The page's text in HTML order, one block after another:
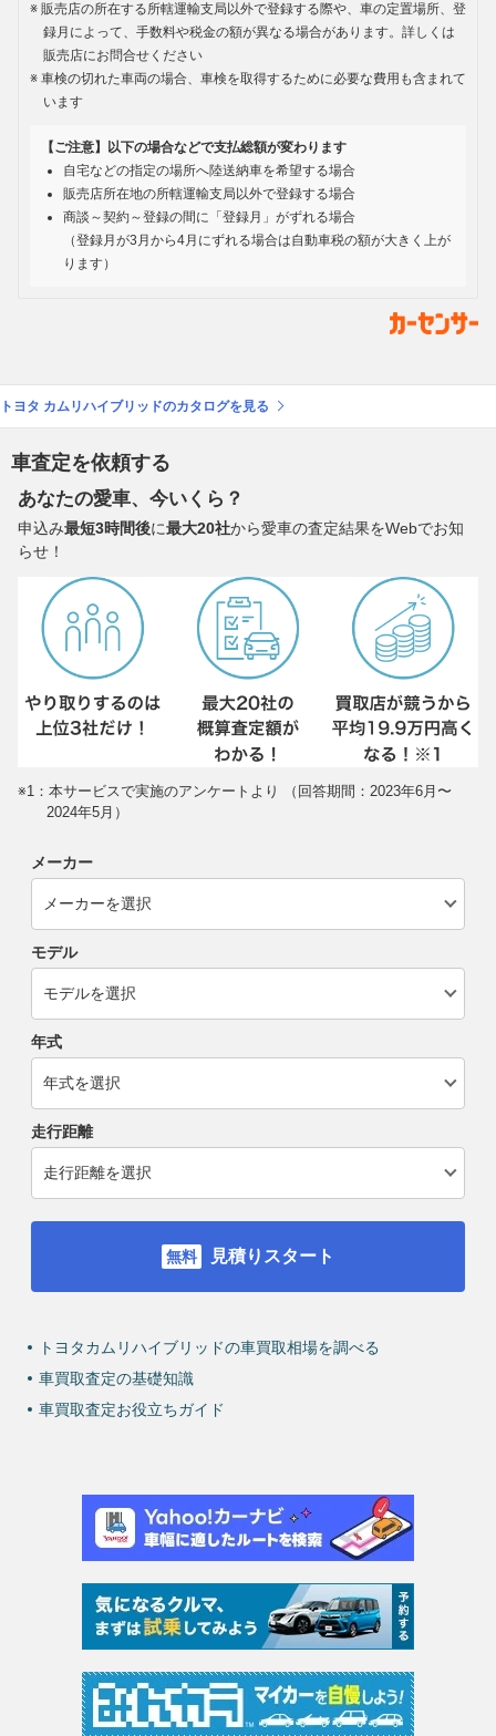
販売店の所在する所轄運輸支局以外で登録する際や、車の定置場所、登
録月によって、手数料や税金の額が異なる場合があります。詳しくは
販売店にお問合せください
車検の切れた車両の場合、車検を取得するために必要な費用も含まれて
います
【ご注意】以下の場合などで支払総額が変わります
自宅などの指定の場所へ陸送納車を希望する場合
販売店所在地の所轄運輸支局以外で登録する場合
商談～契約～登録の間に「登録月」がずれる場合
（登録月が3月から4月にずれる場合は自動車税の額が大きく上が
ります）
トヨタ カムリハイブリッドのカタログを見る
車査定を依頼する
あなたの愛車、今いくら？
申込み最短3時間後に最大20社から愛車の査定結果をWebでお知
らせ！
※1：本サービスで実施のアンケートより （回答期間：2023年6月〜
2024年5月）
メーカー
モデル
年式
走行距離
見積りスタート
トヨタカムリハイブリッドの車買取相場を調べる
車買取査定の基礎知識
車買取査定お役立ちガイド